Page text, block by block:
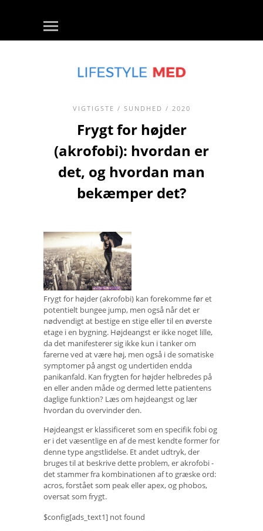
VIGTIGSTE / SUNDHED / 2020
Frygt for højder
(akrofobi): hvordan er
det, og hvordan man
bekæmper det?
Frygt for højder (akrofobi) kan forekomme før et
potentielt bungee jump, men også når det er
nødvendigt at bestige en stige eller til en øverste
etage i en bygning. Højdeangst er ikke noget lille,
da det manifesterer sig ikke kun i tanker om
farerne ved at være høj, men også i de somatiske
symptomer på angst og undertiden endda
panikanfald. Kan frygten for højder helbredes på
en eller anden måde og dermed lette patientens
daglige funktion? Læs om højdeangst og lær
hvordan du overvinder den.
Højdeangst er klassificeret som en specifik fobi og
er i det væsentlige en af ​​de mest kendte former for
denne type angstlidelse. Et andet udtryk, der
bruges til at beskrive dette problem, er akrofobi -
det stammer fra kombinationen af ​​to græske ord:
acros, forstået som peak eller apex, og phobos,
oversat som frygt.
$config[ads_text1] not found